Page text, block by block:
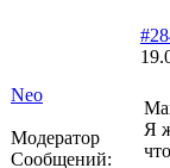
Neo
Модератор
Сообщений:
Я